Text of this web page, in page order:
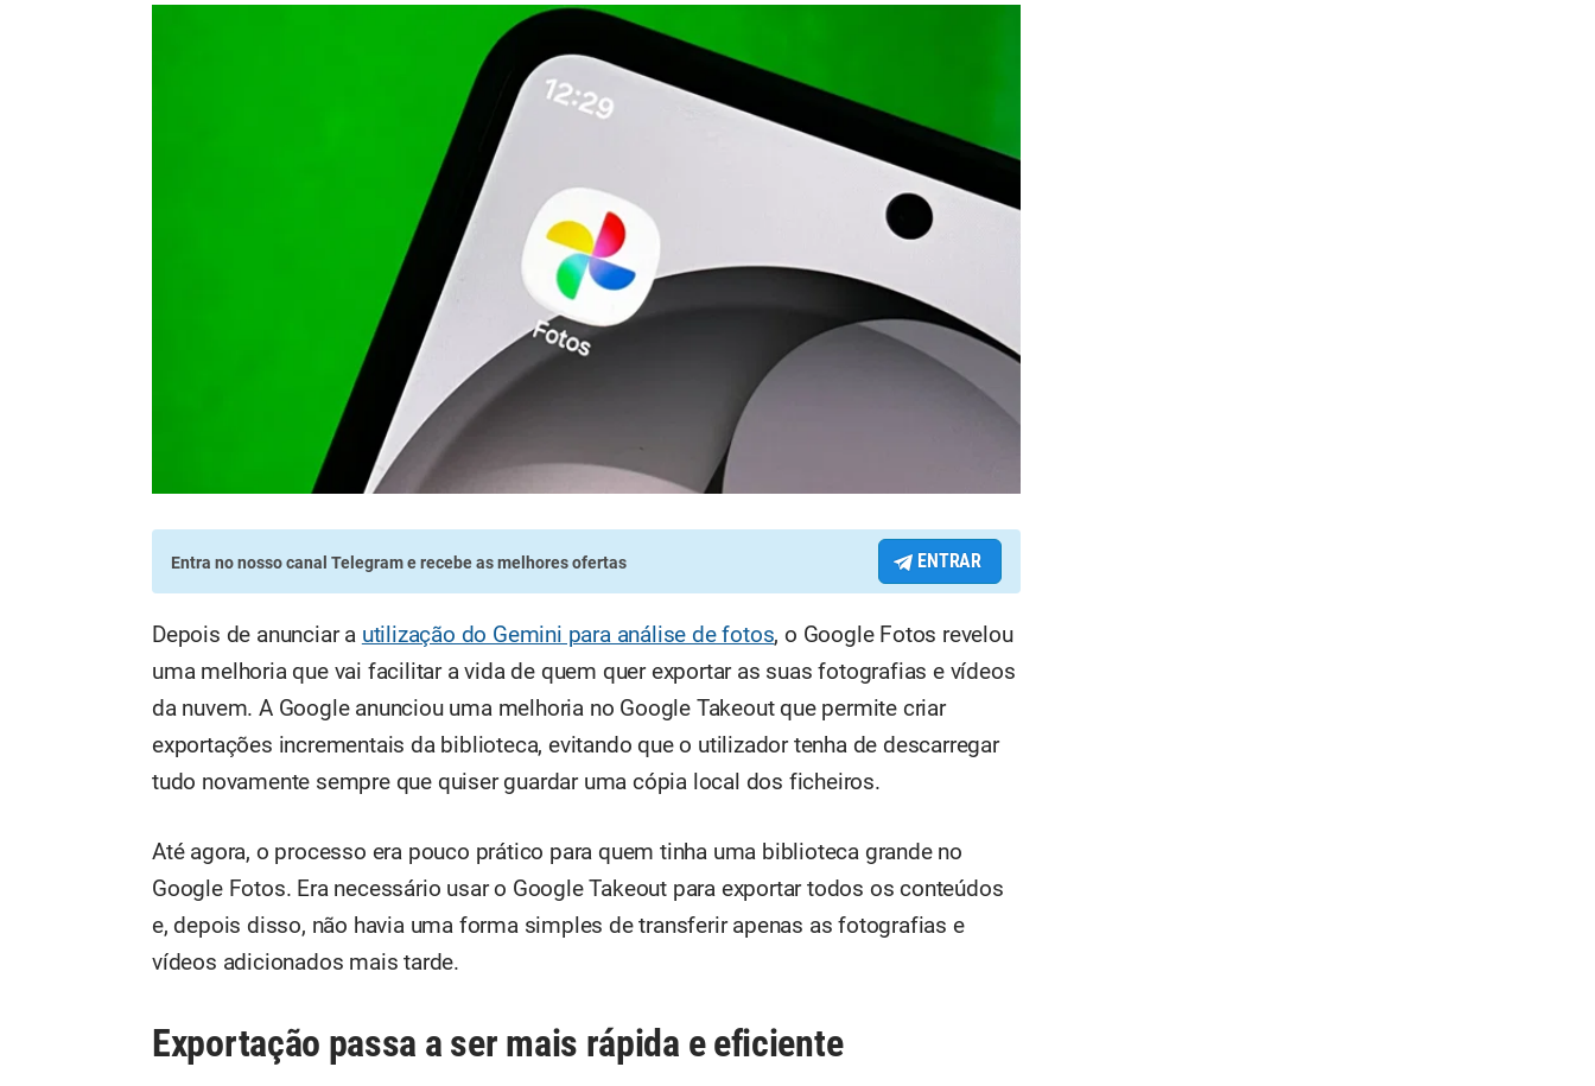
Entra no nosso canal Telegrame recebe as melhores ofertas ENTRAR
Depois de anunciar a utilização do Gemini para análise de fotos, o Google Fotos revelou
uma melhoria que vai facilitar a vida de quem quer exportar as suas fotografias e vídeos
da nuvem. A Google anunciou uma melhoria no Google Takeout que permite criar
exportações incrementais da biblioteca, evitando que o utilizador tenha de descarregar
tudo novamente sempre que quiser guardar uma cópia local dos ficheiros.
Até agora, o processo era pouco prático para quem tinha uma biblioteca grande no
Google Fotos. Era necessário usar o Google Takeout para exportar todos os conteúdos
e, depois disso, não havia uma forma simples de transferir apenas as fotografias e
vídeos adicionados mais tarde.
Exportação passa a ser mais rápida e eficiente